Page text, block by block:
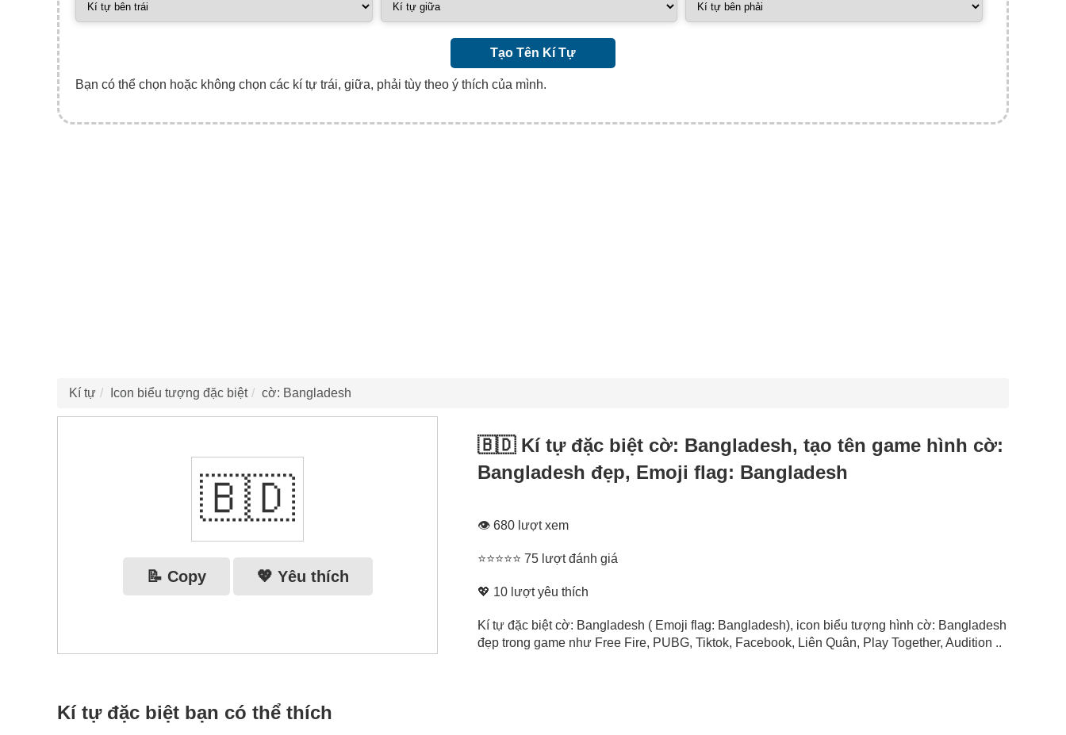
Tạo Tên Kí Tự
Bạn có thể chọn hoặc không chọn các kí tự trái, giữa, phải tùy theo ý thích của mình.
Kí tự Icon biểu tượng đặc biệt cờ: Bangladesh
🇧🇩
📝 Copy 💖 Yêu thích
🇧🇩 Kí tự đặc biệt cờ: Bangladesh, tạo tên game hình cờ:
Bangladesh đẹp, Emoji flag: Bangladesh
👁 680 lượt xem
⭐⭐⭐⭐⭐ 75 lượt đánh giá
💖 10 lượt yêu thích
Kí tự đặc biệt cờ: Bangladesh ( Emoji flag: Bangladesh), icon biểu tượng hình cờ: Bangladesh
đẹp trong game như Free Fire, PUBG, Tiktok, Facebook, Liên Quân, Play Together, Audition ..
Kí tự đặc biệt bạn có thể thích